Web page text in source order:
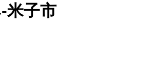
米子市